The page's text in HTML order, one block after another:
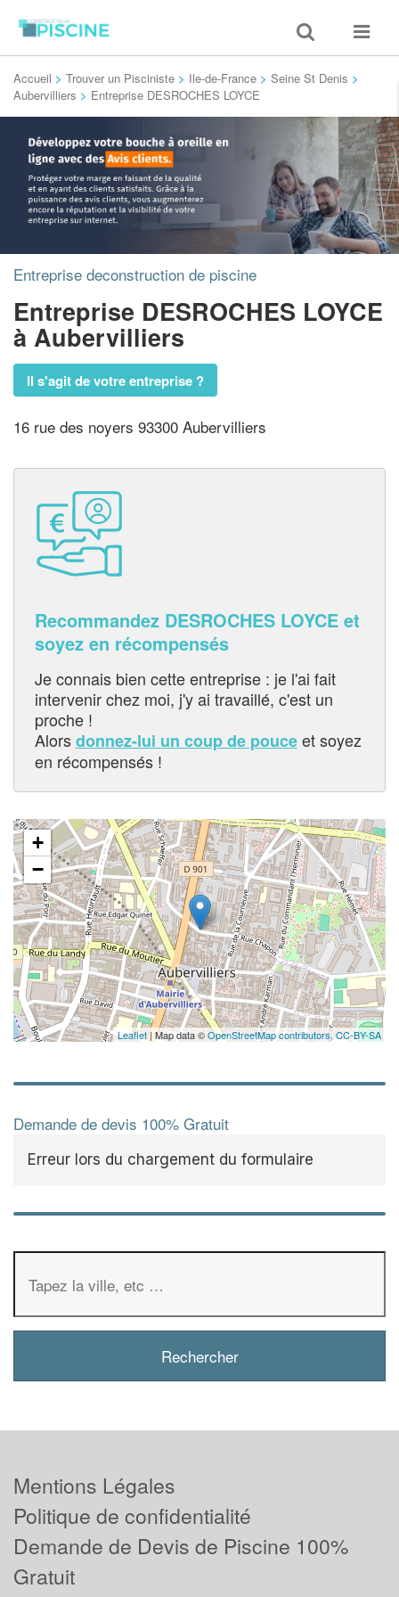
Toggle
search
Toggle
Accueil > Trouver un Pisciniste > Ile-de-France > Seine St Denis >
Aubervilliers > Entreprise DESROCHES LOYCE
Entreprise deconstruction de piscine
Entreprise DESROCHES LOYCE
à Aubervilliers
Il s'agit de votre entreprise ?
16 rue des noyers 93300 Aubervilliers
Recommandez DESROCHES LOYCE et
soyez en récompensés
Je connais bien cette entreprise : je l'ai fait
intervenir chez moi, j'y ai travaillé, c'est un
proche !
Alorsdonnez-lui un coup de pouceet soyez
en récompensés !
+
−
Leaflet| Map data ©OpenStreetMap contributors,CC-BY-SA
Demande de devis 100% Gratuit
Erreur lors du chargement du formulaire
✕
vos
Mentions Légales
Politique de confidentialité
Demande de Devis de Piscine 100%
Gratuit